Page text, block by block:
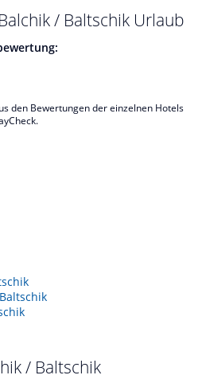
Balchik / Baltschik Urlaub
den Bewertungen der einzelnen Hotels
/ Baltschik